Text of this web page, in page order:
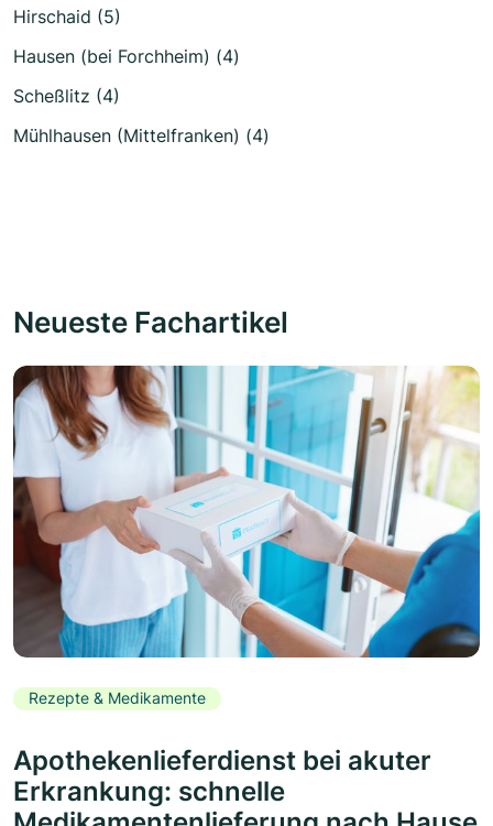
Hirschaid (5)
Hausen (bei Forchheim) (4)
Scheßlitz (4)
Mühlhausen (Mittelfranken) (4)
Neueste Fachartikel
Rezepte & Medikamente
Apothekenlieferdienst bei akuter
Erkrankung: schnelle